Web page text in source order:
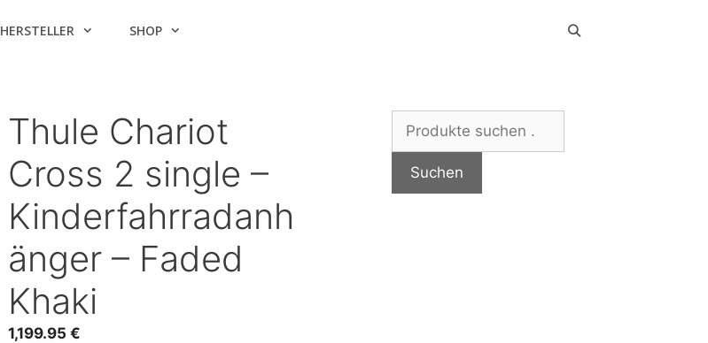
HERSTELLER SHOP
Thule Chariot
Cross 2 single –
Kinderfahrradanh
änger – Faded
Khaki
1,199.95 €
nach:
Suchen